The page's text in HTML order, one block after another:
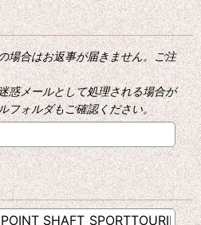
場合はお返事が届きません。ご注
惑メールとして処理される場合が
フォルダもご確認ください。